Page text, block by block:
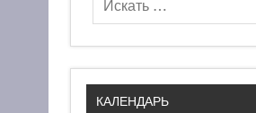
КАЛЕНДАРЬ